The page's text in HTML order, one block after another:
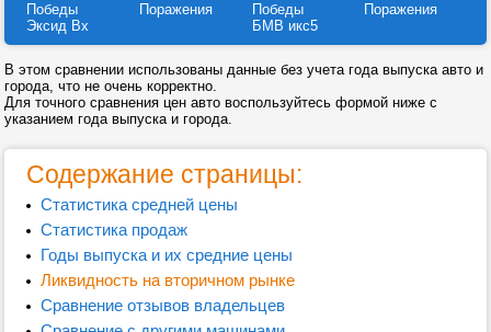
Победы Поражения Победы
Поражения
Эксид Вх
БМВ икс5
В этом сравнении использованы данные без учета года выпуска авто и
города, что не очень корректно.
Для точного сравнения цен авто воспользуйтесь формой ниже с
указанием года выпуска и города.
Содержание страницы:
Статистика средней цены
Статистика продаж
Годы выпуска и их средние цены
Ликвидность на вторичном рынке
Сравнение отзывов владельцев